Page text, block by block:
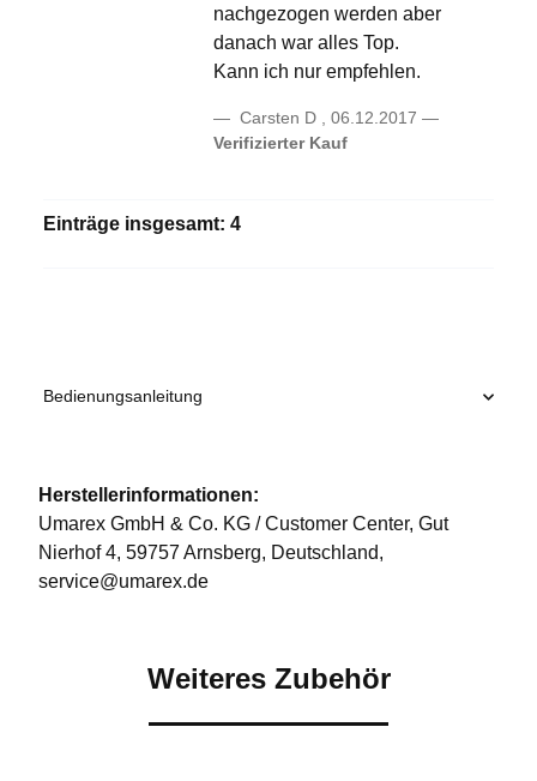
nachgezogen werden aber
danach war alles Top.
Kann ich nur empfehlen.
Carsten D , 06.12.2017
Verifizierter Kauf
Einträge insgesamt: 4
Bedienungsanleitung
Herstellerinformationen:
Umarex GmbH & Co. KG / Customer Center, Gut
Nierhof 4, 59757 Arnsberg, Deutschland,
service@umarex.de
Weiteres Zubehör